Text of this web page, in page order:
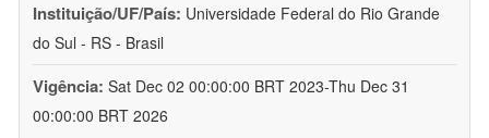
Instituição/UF/País: Universidade Federal do Rio Grande
do Sul - RS - Brasil
Vigência: Sat Dec 02 00:00:00 BRT 2023-Thu Dec 31
00:00:00 BRT 2026